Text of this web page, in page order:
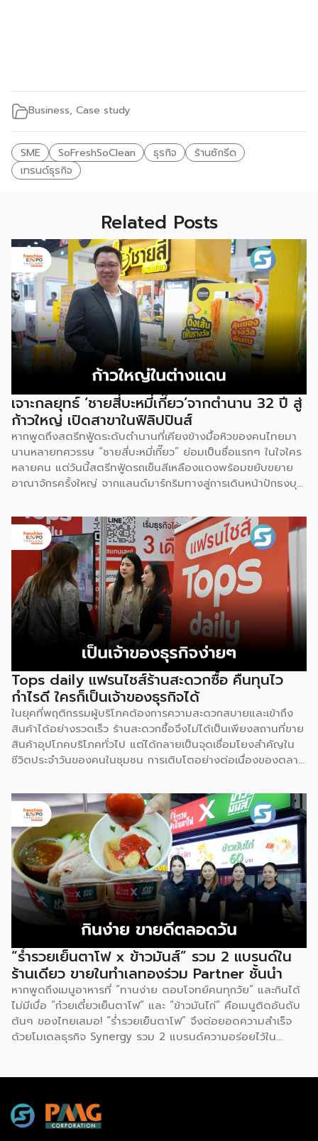
Business, Case study
SME SoFreshSoClean ธุรกิจ
ร้านซักรีด
เทรนด์ธุรกิจ
Related Posts
เจาะกลยุทธ์ ‘ชายสี่บะหมี่เกี๊ยว’จากตำนาน 32 ปี สู่
ก้าวใหญ่ เปิดสาขาในฟิลิปปินส์
หากพูดถึงสตรีทฟู้ดระดับตำนานที่เคียงข้างมื้อหิวของคนไทยมา
นานหลายทศวรรษ “ชายสี่บะหมี่เกี๊ยว” ย่อมเป็นชื่อแรกๆ ในใจใคร
หลายคน แต่วันนี้สตรีทฟู้ดรถเข็นสีเหลืองแดงพร้อมขยับขยาย
อาณาจักรครั้งใหญ่ จากแลนด์มาร์กริมทางสู่การเดินหน้าปักธงบุก
สัมผัส คุณสิทธิชัย ทิตอร่าม General Manager –
Commercial Business Group บริษัท ชายสี่ คอร์ปอเรชั่น
จำกัด พูคุยถึงเส้นทางการขยายสาขาไปต่างประเทศของ “ชายสี่
บะหมี่เกี๊ยว” หลังอยู่ในตลาดไทยมานาน 32 ปี และเริ่มมองหา
โอกาสในตลาดอาเซียนอย่างจริงจัง จุดเริ่มต้นของการเปิด
ตลาดในฟิลิปปินส์ คุณสิทธิชัย เล่าถึงจุดเริ่มต้นของการขยายไป
ต่างประเทศมาจาก Cabalen Group เจ้าของร้านอาหารใน
ฟิลิปปินส์เดินทางมาเมืองไทยแล้วได้ลองกินบะหมี่ชายสี่จนติดใจ
จึงติดต่อขอเป็น Master Franchise นำไปเปิดขายที่ฟิลิปปินส์
โดยเริ่มต้นด้วยการคัดลอกรูปแบบรถเข็นของชายสี่ไปสร้างเองที่
นั่น แต่ปรากฏว่า “บะหมี่ไม่มี” เพราะบะหมี่ของฟิลิปปินส์ไม่
เหมือนกับของไทย โดยสิ่งที่ Cabalen นำไปมีเพียงรถเข็นกับ
สูตร แต่ไม่ได้นำวัตถุดิบไปด้วย ขณะที่บะหมี่ของชายสี่มีอายุสินค้า
เพียง 4 วันเท่านั้น โมเดลแรกจึงไม่ประสบความสำเร็จ หลังจาก
นั้น […]
Tops daily แฟรนไชส์ร้านสะดวกซื้อ คืนทุนไว
กำไรดี ใครก็เป็นเจ้าของธุรกิจได้
ในยุคที่พฤติกรรมผู้บริโภคต้องการความสะดวกสบายและเข้าถึง
สินค้าได้อย่างรวดเร็ว ร้านสะดวกซื้อจึงไม่ได้เป็นเพียงสถานที่ขาย
สินค้าอุปโภคบริโภคทั่วไป แต่ได้กลายเป็นจุดเชื่อมโยงสำคัญใน
ชีวิตประจำวันของคนในชุมชน การเติบโตอย่างต่อเนื่องของตลาด
สร้างรายได้ มั่นคง ผ่านโมเดลธุรกิจที่มีระบบบริหารจัดการรองรับ
อย่างรอบด้าน Tops daily (ท็อปส์ เดลี่) เป็นหนึ่งในแบรนด์
ร้านสะดวกซื้อชั้นนำในเครือเซ็นทรัล รีเทล (CRC) ที่ผ่านการปรับ
โฉมครั้งใหญ่เพื่อตอบโจทย์วิถีชีวิตคนเมืองอย่างครบครัน ชูจุด
เด่นด้วยสินค้าหลากหลาย พร้อมโปรโมชัน และดีลเด็ดสำหรับ
สมาชิก สะสมคะแนนแลกรับของพรีเมียม ส่วนลดพิเศษแบบจัด
เต็ม โมเดลการลงทุนของ Tops daily ที่เปิดโอกาสให้ผู้สนใจ
เข้าร่วม มีอยู่ 2 ประเภทด้วยกัน ได้แก่ FC1 เปิดร้านใหม่ (New
Store) สำหรับผู้มีกรรมสิทธิ์ในที่ดินหรืออาคาร เงินลงทุน 4-6
ล้านบาท (รวมค่าก่อสร้าง) การันตีรายได้ 150,000 บาท/เดือน
ในช่วง 2 ปีแรก ออกแบบร้านใหม่ในพื้นที่ของคุณ สร้างรายได้
มั่นคง ขยายธุรกิจ พร้อมโอกาสเติบโตไปด้วยกัน FC2 บริหาร
ร้านเดิม (Existing Store) […]
“ร่ำรวยเย็นตาโฟ x ข้าวมันส์” รวม 2 แบรนด์ใน
ร้านเดียว ขายในทำเลทองร่วม Partner ชั้นนำ
หากพูดถึงเมนูอาหารที่ “ทานง่าย ตอบโจทย์คนทุกวัย” และกินได้
ไม่มีเบื่อ “ก๋วยเตี๋ยวเย็นตาโฟ” และ “ข้าวมันไก่” คือเมนูติดอันดับ
ต้นๆ ของไทยเสมอ! “ร่ำรวยเย็นตาโฟ” จึงต่อยอดความสำเร็จ
ด้วยโมเดลธุรกิจ Synergy รวม 2 แบรนด์ความอร่อยไว้ใน
7-Eleven, CJ MORE, Lotus’s, PTT, Caltex, PT และ
Bangchak โดยร้านมีขนาดที่ลงตัวใช้พื้นที่น้อย เหมาะกับสถานี